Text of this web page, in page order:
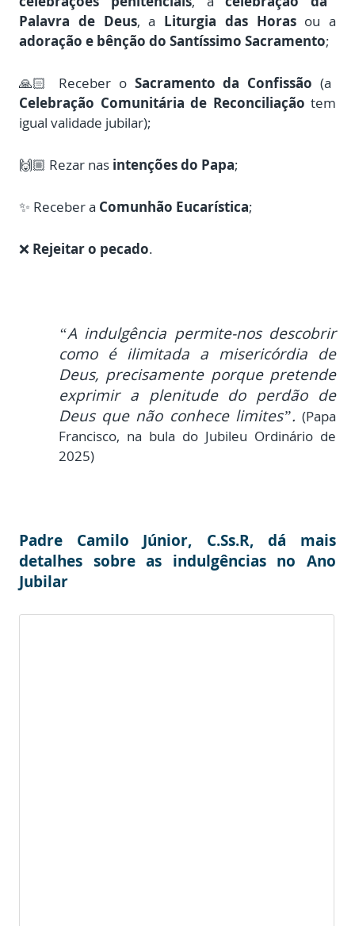
Palavra de Deus, a Liturgia das Horasou a
adoração e bênção do Santíssimo Sacramento;
🙏🏻 Receber o Sacramento da Confissão(a
Celebração Comunitária de Reconciliação tem
igual validade jubilar);
🙌🏼 Rezar nas intenções do Papa;
✨ Receber a Comunhão Eucarística;
❌ Rejeitar o pecado.
“A indulgência permite-nos descobrir
como é ilimitada a misericórdia de
Deus, precisamente porque pretende
exprimir a plenitude do perdão de
Deus que não conhece limites”. (Papa
Francisco, na bula do Jubileu Ordinário de
2025)
Padre Camilo Júnior, C.Ss.R, dá mais
detalhes sobre as indulgências no Ano
Jubilar